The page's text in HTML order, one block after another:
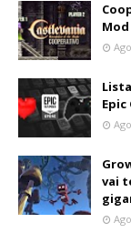
Epic
vai